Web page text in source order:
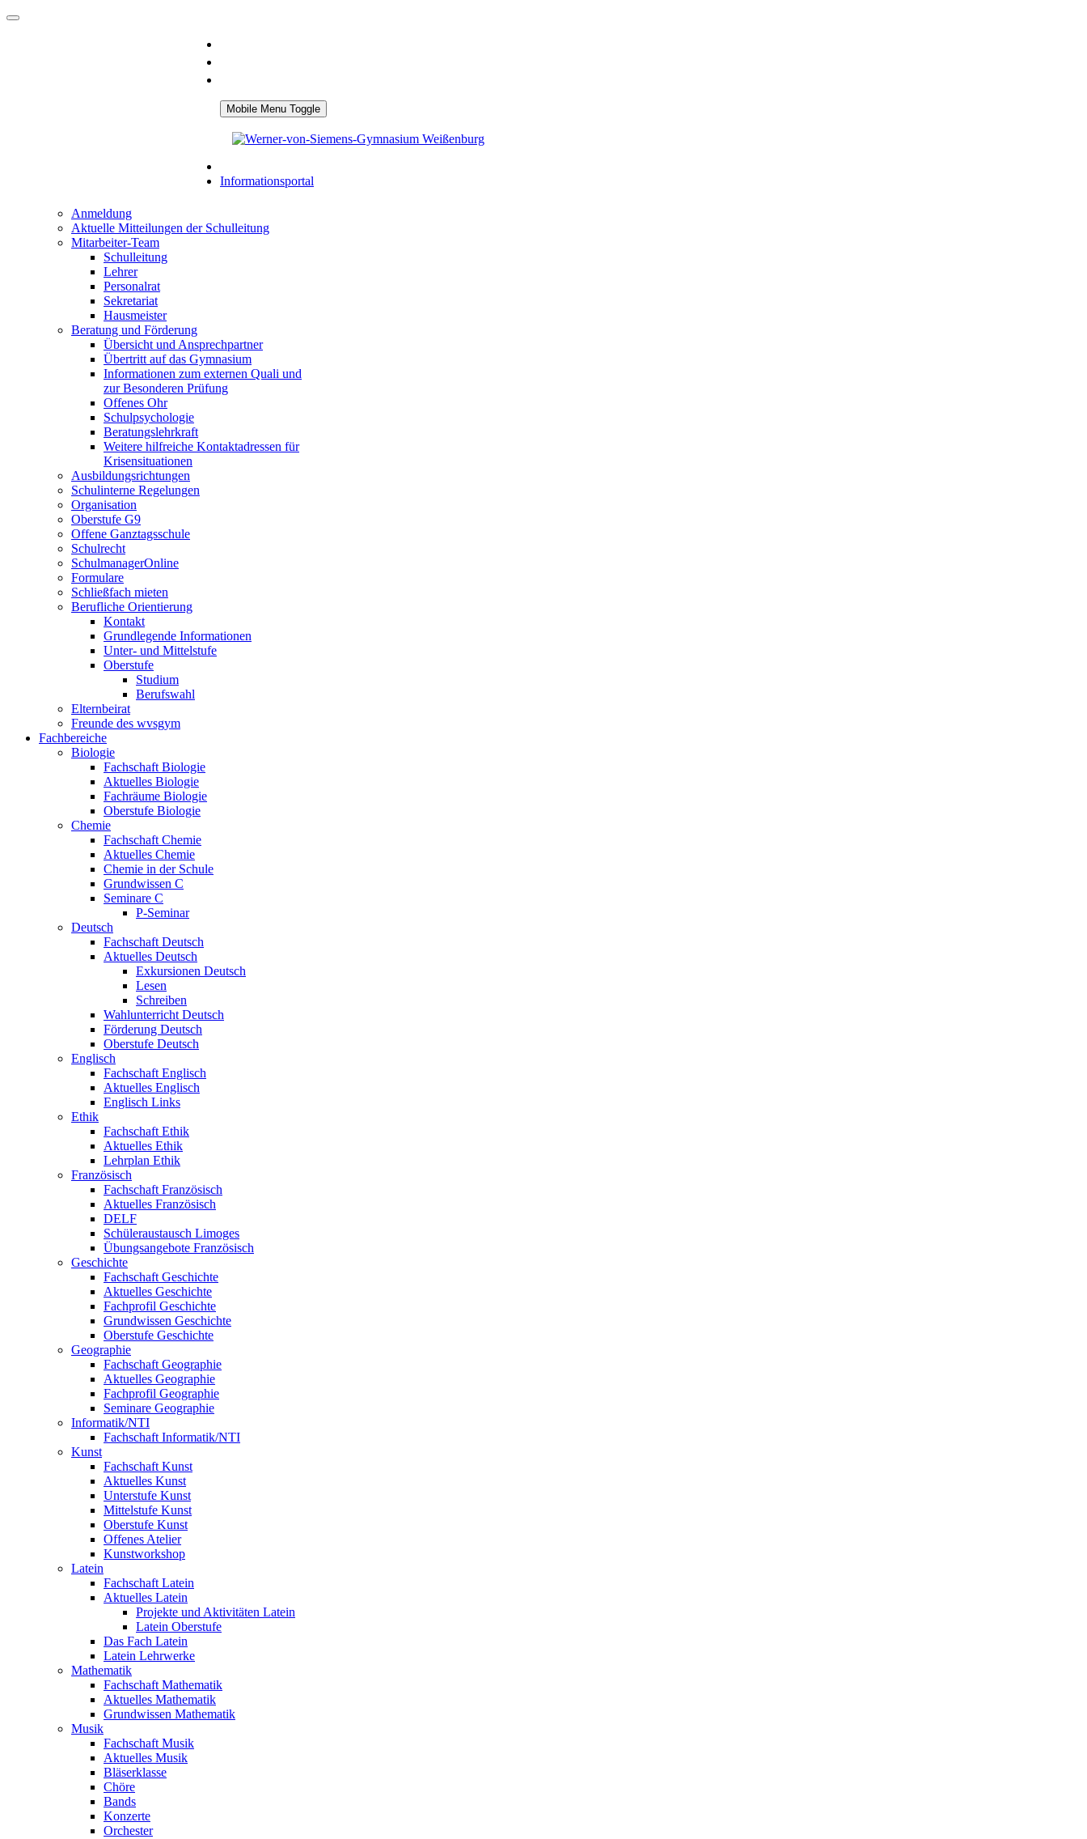
Mobile Menu Toggle
Informationsportal
Anmeldung
Aktuelle Mitteilungen der Schulleitung
Mitarbeiter-Team
Schulleitung
Lehrer
Personalrat
Sekretariat
Hausmeister
Beratung und Förderung
Übersicht und Ansprechpartner
Übertritt auf das Gymnasium
Informationen zum externen Quali und
zur Besonderen Prüfung
Offenes Ohr
Schulpsychologie
Beratungslehrkraft
Weitere hilfreiche Kontaktadressen für
Krisensituationen
Ausbildungsrichtungen
Schulinterne Regelungen
Organisation
Oberstufe G9
Offene Ganztagsschule
Schulrecht
SchulmanagerOnline
Formulare
Schließfach mieten
Berufliche Orientierung
Kontakt
Grundlegende Informationen
Unter- und Mittelstufe
Oberstufe
Studium
Berufswahl
Elternbeirat
Freunde des wvsgym
Fachbereiche
Biologie
Fachschaft Biologie
Aktuelles Biologie
Fachräume Biologie
Oberstufe Biologie
Chemie
Fachschaft Chemie
Aktuelles Chemie
Chemie in der Schule
Grundwissen C
Seminare C
P-Seminar
Deutsch
Fachschaft Deutsch
Aktuelles Deutsch
Exkursionen Deutsch
Lesen
Schreiben
Wahlunterricht Deutsch
Förderung Deutsch
Oberstufe Deutsch
Englisch
Fachschaft Englisch
Aktuelles Englisch
Englisch Links
Ethik
Fachschaft Ethik
Aktuelles Ethik
Lehrplan Ethik
Französisch
Fachschaft Französisch
Aktuelles Französisch
DELF
Schüleraustausch Limoges
Übungsangebote Französisch
Geschichte
Fachschaft Geschichte
Aktuelles Geschichte
Fachprofil Geschichte
Grundwissen Geschichte
Oberstufe Geschichte
Geographie
Fachschaft Geographie
Aktuelles Geographie
Fachprofil Geographie
Seminare Geographie
Informatik/NTI
Fachschaft Informatik/NTI
Kunst
Fachschaft Kunst
Aktuelles Kunst
Unterstufe Kunst
Mittelstufe Kunst
Oberstufe Kunst
Offenes Atelier
Kunstworkshop
Latein
Fachschaft Latein
Aktuelles Latein
Projekte und Aktivitäten Latein
Latein Oberstufe
Das Fach Latein
Latein Lehrwerke
Mathematik
Fachschaft Mathematik
Aktuelles Mathematik
Grundwissen Mathematik
Musik
Fachschaft Musik
Aktuelles Musik
Bläserklasse
Chöre
Bands
Konzerte
Orchester